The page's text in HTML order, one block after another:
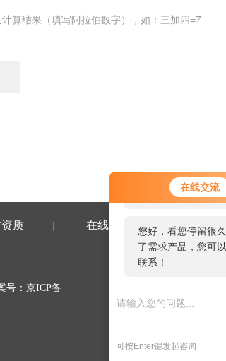
在线交流
您好！欢迎前来咨
服务，请问您要咨
您好，看您停留很
了需求产品，您可
联系！
可按Enter键发起咨询
算结果（填写阿拉伯数字），如：三加四=7
质 | 在线留言 联系
： 京ICP备